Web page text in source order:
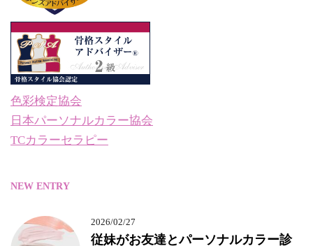
色彩検定協会
日本パーソナルカラー協会
TCカラーセラピー
NEW ENTRY
2026/02/27
従妹がお友達とパーソナルカラー診